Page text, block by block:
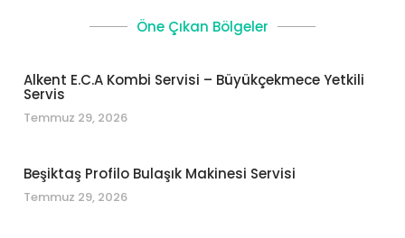
Öne Çıkan Bölgeler
Alkent E.C.A Kombi Servisi – Büyükçekmece Yetkili
Servis
Temmuz 29, 2026
Beşiktaş Profilo Bulaşık Makinesi Servisi
Temmuz 29, 2026